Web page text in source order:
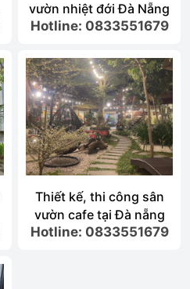
vườn nhiệt đới Đà Nẵng
Hotline: 0833551679
Thiết kế, thi công sân
vườn cafe tại Đà nẵng
Hotline: 0833551679